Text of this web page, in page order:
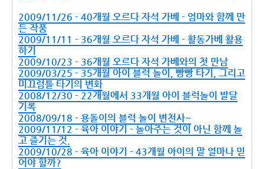
2009/11/26 - 40개월 오르다 자석 가베 - 엄마와 함께 만
든 작품
2009/11/11 - 36개월 오르다 자석 가베 - 활동가베 활용
하기
2009/10/23 - 36개월 오르다 자석 가베와의 첫 만남
2009/03/25 - 35개월 아이 블럭 놀이, 빵빵 타기, 그리고
미끄럼틀 타기의 변화
2008/12/30 - 22개월에서 33개월 아이 블럭놀이 발달
기록
2008/09/18 - 용돌이의 블럭 놀이 변천사~
2009/11/12 - 육아 이야기 - 놀아주는 것이 아닌 함께 놀
고 즐기는 것.
2009/10/28 - 육아 이야기 - 43개월 아이의 말 얼마나 믿
어야 할까?